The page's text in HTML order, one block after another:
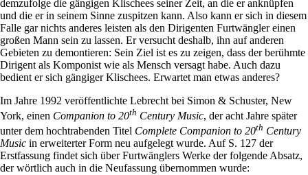
demzufolge die gängigen Klischees seiner Zeit, an die er anknüpfen
und die er in seinem Sinne zuspitzen kann. Also kann er sich in diesem
Falle gar nichts anderes leisten als den Dirigenten Furtwängler einen
großen Mann sein zu lassen. Er versucht deshalb, ihn auf anderen
Gebieten zu demontieren: Sein Ziel ist es zu zeigen, dass der berühmte
Dirigent als Komponist wie als Mensch versagt habe. Auch dazu
bedient er sich gängiger Klischees. Erwartet man etwas anderes?
Im Jahre 1992 veröffentlichte Lebrecht bei Simon & Schuster, New
York, einen Companion to 20th Century Music, der acht Jahre später
unter dem hochtrabenden Titel Complete Companion to 20th Century
Music in erweiterter Form neu aufgelegt wurde. Auf S. 127 der
Erstfassung findet sich über Furtwänglers Werke der folgende Absatz,
der wörtlich auch in die Neufassung übernommen wurde: